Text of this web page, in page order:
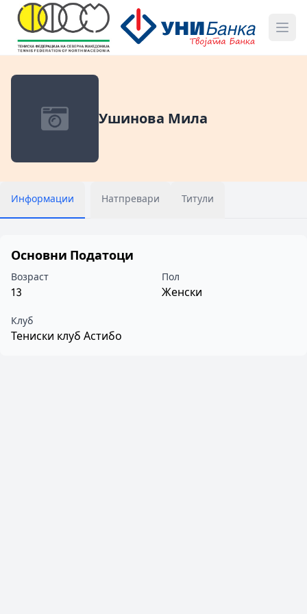
Ушинова Мила
Информации Натпревари Титули
Основни Податоци
Возраст
13
Пол
Женски
Клуб
Тениски клуб Астибо